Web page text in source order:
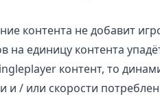
контента не добавит
на единицу контента
контент, то
и / или скорости